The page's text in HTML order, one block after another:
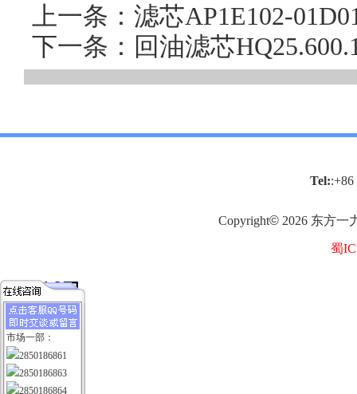
上一条：滤芯AP1E102-
下一条：回油滤芯
Tel::+86
Copyright© 2026 东方一
蜀
市场一部：
2850186861
2850186863
2850186864